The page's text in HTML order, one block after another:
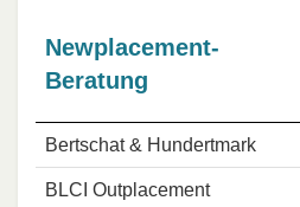
Newplacement-
Beratung
Bertschat & Hundertmark
BLCI Outplacement